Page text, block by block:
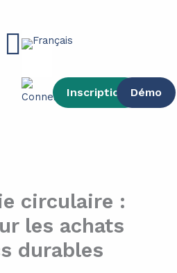
Main
Inscription Démo
circulaire :
les achats
durables